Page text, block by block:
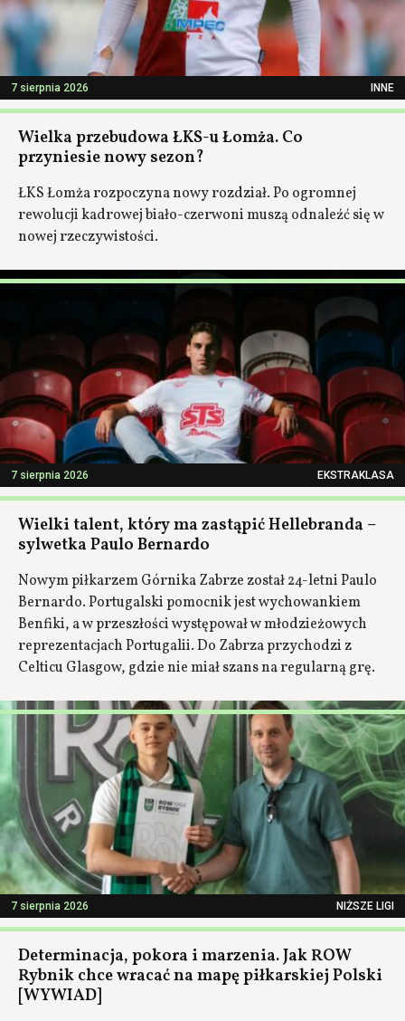
7 sierpnia 2026 INNE
Wielka przebudowa ŁKS-u Łomża. Co
przyniesie nowy sezon?
ŁKS Łomża rozpoczyna nowy rozdział. Po ogromnej
rewolucji kadrowej biało-czerwoni muszą odnaleźć się w
nowej rzeczywistości.
7 sierpnia 2026 EKSTRAKLASA
Wielki talent, który ma zastąpić Hellebranda –
sylwetka Paulo Bernardo
Nowym piłkarzem Górnika Zabrze został 24-letni Paulo
Bernardo. Portugalski pomocnik jest wychowankiem
Benfiki, a w przeszłości występował w młodzieżowych
reprezentacjach Portugalii. Do Zabrza przychodzi z
Celticu Glasgow, gdzie nie miał szans na regularną grę.
7 sierpnia 2026 NIŻSZE LIGI
Determinacja, pokora i marzenia. Jak ROW
Rybnik chce wracać na mapę piłkarskiej Polski
[WYWIAD]